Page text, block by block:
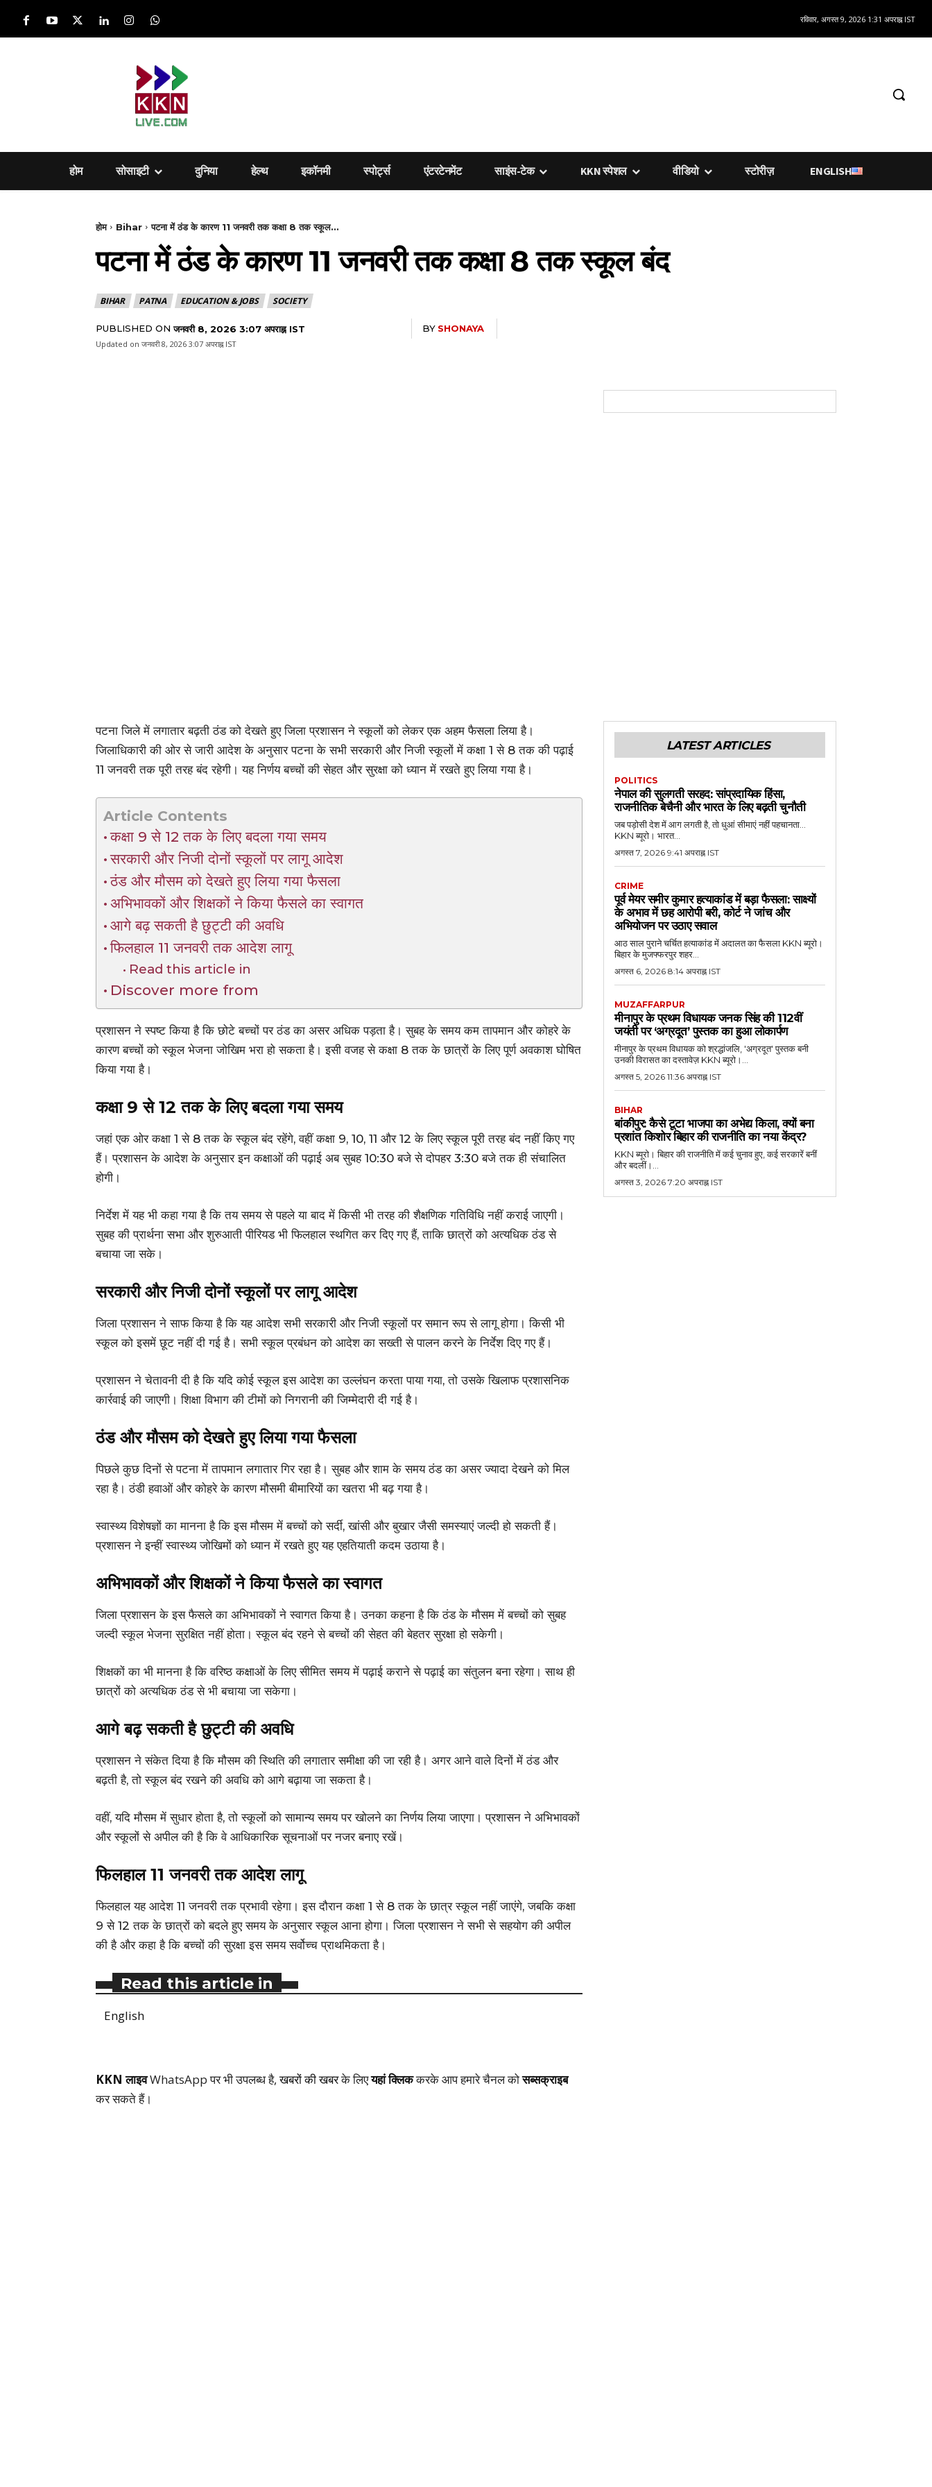
रविवार, अगस्त 9, 2026 1:31 अपराह्न IST
होम सोसाइटी दुनिया हेल्‍थ इकॉनमी स्पोर्ट्स एंटरटेनमेंट साइंस-टेक KKN स्पेशल वीडियो स्टोरीज़ ENGLISH
होम Bihar पटना में ठंड के कारण 11 जनवरी तक कक्षा 8 तक स्कूल...
पटना में ठंड के कारण 11 जनवरी तक कक्षा 8 तक स्कूल बंद
BIHAR PATNA EDUCATION & JOBS SOCIETY
PUBLISHED ON जनवरी 8, 2026 3:07 अपराह्न IST BY SHONAYA
Updated on जनवरी 8, 2026 3:07 अपराह्न IST
पटना जिले में लगातार बढ़ती ठंड को देखते हुए जिला प्रशासन ने स्कूलों को लेकर एक अहम फैसला लिया है।
जिलाधिकारी की ओर से जारी आदेश के अनुसार पटना के सभी सरकारी और निजी स्कूलों में कक्षा 1 से 8 तक की पढ़ाई
11 जनवरी तक पूरी तरह बंद रहेगी। यह निर्णय बच्चों की सेहत और सुरक्षा को ध्यान में रखते हुए लिया गया है।
Article Contents
कक्षा 9 से 12 तक के लिए बदला गया समय
सरकारी और निजी दोनों स्कूलों पर लागू आदेश
ठंड और मौसम को देखते हुए लिया गया फैसला
अभिभावकों और शिक्षकों ने किया फैसले का स्वागत
आगे बढ़ सकती है छुट्टी की अवधि
फिलहाल 11 जनवरी तक आदेश लागू
Read this article in
Discover more from
प्रशासन ने स्पष्ट किया है कि छोटे बच्चों पर ठंड का असर अधिक पड़ता है। सुबह के समय कम तापमान और कोहरे के
कारण बच्चों को स्कूल भेजना जोखिम भरा हो सकता है। इसी वजह से कक्षा 8 तक के छात्रों के लिए पूर्ण अवकाश घोषित
किया गया है।
कक्षा 9 से 12 तक के लिए बदला गया समय
जहां एक ओर कक्षा 1 से 8 तक के स्कूल बंद रहेंगे, वहीं कक्षा 9, 10, 11 और 12 के लिए स्कूल पूरी तरह बंद नहीं किए गए
हैं। प्रशासन के आदेश के अनुसार इन कक्षाओं की पढ़ाई अब सुबह 10:30 बजे से दोपहर 3:30 बजे तक ही संचालित
होगी।
निर्देश में यह भी कहा गया है कि तय समय से पहले या बाद में किसी भी तरह की शैक्षणिक गतिविधि नहीं कराई जाएगी।
सुबह की प्रार्थना सभा और शुरुआती पीरियड भी फिलहाल स्थगित कर दिए गए हैं, ताकि छात्रों को अत्यधिक ठंड से
बचाया जा सके।
सरकारी और निजी दोनों स्कूलों पर लागू आदेश
जिला प्रशासन ने साफ किया है कि यह आदेश सभी सरकारी और निजी स्कूलों पर समान रूप से लागू होगा। किसी भी
स्कूल को इसमें छूट नहीं दी गई है। सभी स्कूल प्रबंधन को आदेश का सख्ती से पालन करने के निर्देश दिए गए हैं।
प्रशासन ने चेतावनी दी है कि यदि कोई स्कूल इस आदेश का उल्लंघन करता पाया गया, तो उसके खिलाफ प्रशासनिक
कार्रवाई की जाएगी। शिक्षा विभाग की टीमों को निगरानी की जिम्मेदारी दी गई है।
ठंड और मौसम को देखते हुए लिया गया फैसला
पिछले कुछ दिनों से पटना में तापमान लगातार गिर रहा है। सुबह और शाम के समय ठंड का असर ज्यादा देखने को मिल
रहा है। ठंडी हवाओं और कोहरे के कारण मौसमी बीमारियों का खतरा भी बढ़ गया है।
स्वास्थ्य विशेषज्ञों का मानना है कि इस मौसम में बच्चों को सर्दी, खांसी और बुखार जैसी समस्याएं जल्दी हो सकती हैं।
प्रशासन ने इन्हीं स्वास्थ्य जोखिमों को ध्यान में रखते हुए यह एहतियाती कदम उठाया है।
अभिभावकों और शिक्षकों ने किया फैसले का स्वागत
जिला प्रशासन के इस फैसले का अभिभावकों ने स्वागत किया है। उनका कहना है कि ठंड के मौसम में बच्चों को सुबह
जल्दी स्कूल भेजना सुरक्षित नहीं होता। स्कूल बंद रहने से बच्चों की सेहत की बेहतर सुरक्षा हो सकेगी।
शिक्षकों का भी मानना है कि वरिष्ठ कक्षाओं के लिए सीमित समय में पढ़ाई कराने से पढ़ाई का संतुलन बना रहेगा। साथ ही
छात्रों को अत्यधिक ठंड से भी बचाया जा सकेगा।
आगे बढ़ सकती है छुट्टी की अवधि
प्रशासन ने संकेत दिया है कि मौसम की स्थिति की लगातार समीक्षा की जा रही है। अगर आने वाले दिनों में ठंड और
बढ़ती है, तो स्कूल बंद रखने की अवधि को आगे बढ़ाया जा सकता है।
वहीं, यदि मौसम में सुधार होता है, तो स्कूलों को सामान्य समय पर खोलने का निर्णय लिया जाएगा। प्रशासन ने अभिभावकों
और स्कूलों से अपील की है कि वे आधिकारिक सूचनाओं पर नजर बनाए रखें।
फिलहाल 11 जनवरी तक आदेश लागू
फिलहाल यह आदेश 11 जनवरी तक प्रभावी रहेगा। इस दौरान कक्षा 1 से 8 तक के छात्र स्कूल नहीं जाएंगे, जबकि कक्षा
9 से 12 तक के छात्रों को बदले हुए समय के अनुसार स्कूल आना होगा। जिला प्रशासन ने सभी से सहयोग की अपील
की है और कहा है कि बच्चों की सुरक्षा इस समय सर्वोच्च प्राथमिकता है।
Read this article in
English
KKN लाइवWhatsApp पर भी उपलब्ध है,खबरों की खबरके लिएयहां क्लिककरके आप हमारे चैनल कोसब्सक्राइब
कर सकते हैं।
LATEST ARTICLES
POLITICS
नेपाल की सुलगती सरहद: सांप्रदायिक हिंसा,
राजनीतिक बेचैनी और भारत के लिए बढ़ती चुनौती
जब पड़ोसी देश में आग लगती है, तो धुआं सीमाएं नहीं पहचानता...
KKN ब्यूरो। भारत...
अगस्त 7, 2026 9:41 अपराह्न IST
CRIME
पूर्व मेयर समीर कुमार हत्याकांड में बड़ा फैसला: साक्ष्यों
के अभाव में छह आरोपी बरी, कोर्ट ने जांच और
अभियोजन पर उठाए सवाल
आठ साल पुराने चर्चित हत्याकांड में अदालत का फैसला KKN ब्यूरो।
बिहार के मुजफ्फरपुर शहर...
अगस्त 6, 2026 8:14 अपराह्न IST
MUZAFFARPUR
मीनापुर के प्रथम विधायक जनक सिंह की 112वीं
जयंती पर ‘अग्रदूत’ पुस्तक का हुआ लोकार्पण
मीनापुर के प्रथम विधायक को श्रद्धांजलि, 'अग्रदूत' पुस्तक बनी
उनकी विरासत का दस्तावेज़ KKN ब्यूरो।...
अगस्त 5, 2026 11:36 अपराह्न IST
BIHAR
बांकीपुर: कैसे टूटा भाजपा का अभेद्य किला, क्यों बना
प्रशांत किशोर बिहार की राजनीति का नया केंद्र?
KKN ब्यूरो। बिहार की राजनीति में कई चुनाव हुए, कई सरकारें बनीं
और बदलीं।...
अगस्त 3, 2026 7:20 अपराह्न IST